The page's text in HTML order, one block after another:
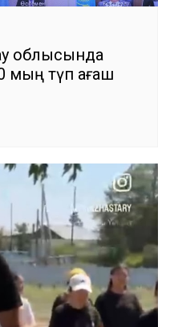
облысында
мың түп ағаш